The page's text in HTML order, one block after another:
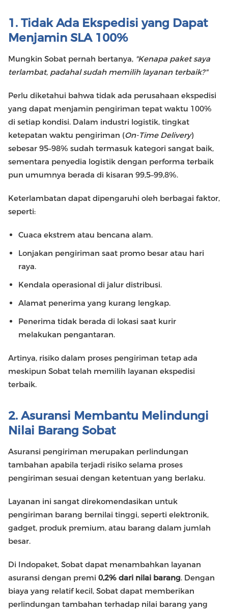
1. Tidak Ada Ekspedisi yang Dapat
Menjamin SLA 100%
Mungkin Sobat pernah bertanya, "Kenapa paket saya
terlambat, padahal sudah memilih layanan terbaik?"
Perlu diketahui bahwa tidak ada perusahaan ekspedisi
yang dapat menjamin pengiriman tepat waktu 100%
di setiap kondisi. Dalam industri logistik, tingkat
ketepatan waktu pengiriman (On-Time Delivery)
sebesar 95–98% sudah termasuk kategori sangat baik,
sementara penyedia logistik dengan performa terbaik
pun umumnya berada di kisaran 99,5–99,8%.
Keterlambatan dapat dipengaruhi oleh berbagai faktor,
seperti:
Cuaca ekstrem atau bencana alam.
Lonjakan pengiriman saat promo besar atau hari
raya.
Kendala operasional di jalur distribusi.
Alamat penerima yang kurang lengkap.
Penerima tidak berada di lokasi saat kurir
melakukan pengantaran.
Artinya, risiko dalam proses pengiriman tetap ada
meskipun Sobat telah memilih layanan ekspedisi
terbaik.
2. Asuransi Membantu Melindungi
Nilai Barang Sobat
Asuransi pengiriman merupakan perlindungan
tambahan apabila terjadi risiko selama proses
pengiriman sesuai dengan ketentuan yang berlaku.
Layanan ini sangat direkomendasikan untuk
pengiriman barang bernilai tinggi, seperti elektronik,
gadget, produk premium, atau barang dalam jumlah
besar.
Di Indopaket, Sobat dapat menambahkan layanan
asuransi dengan premi 0,2% dari nilai barang. Dengan
biaya yang relatif kecil, Sobat dapat memberikan
perlindungan tambahan terhadap nilai barang yang